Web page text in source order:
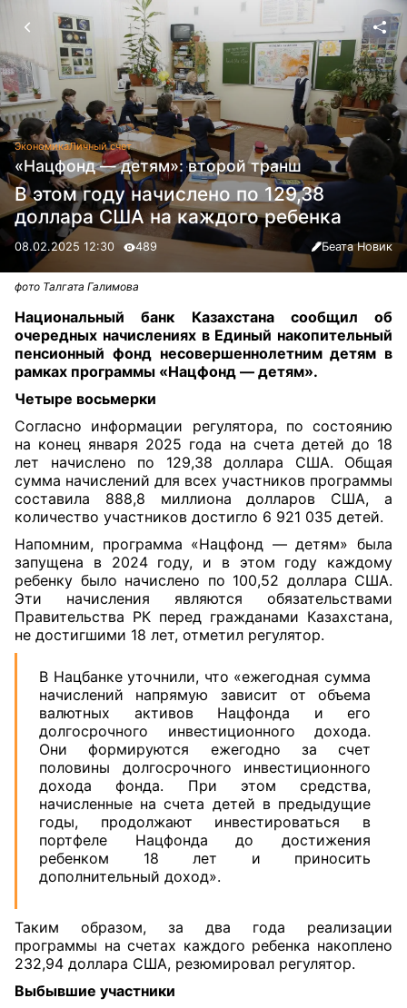
ЭкономикаЛичный счет
«Нацфонд — детям»: второй транш
В этом году начислено по 129,38
доллара США на каждого ребенка
08.02.2025 12:30 489 Беата Новик
фото Талгата Галимова
Национальный банк Казахстана сообщил об
очередных начислениях в Единый накопительный
пенсионный фонд несовершеннолетним детям в
рамках программы «Нацфонд — детям».
Четыре восьмерки
Согласно информации регулятора, по состоянию
на конец января 2025 года на счета детей до 18
лет начислено по 129,38 доллара США. Общая
сумма начислений для всех участников программы
составила 888,8 миллиона долларов США, а
количество участников достигло 6 921 035 детей.
Напомним, программа «Нацфонд — детям» была
запущена в 2024 году, и в этом году каждому
ребенку было начислено по 100,52 доллара США.
Эти начисления являются обязательствами
Правительства РК перед гражданами Казахстана,
не достигшими 18 лет, отметил регулятор.
В Нацбанке уточнили, что «ежегодная сумма
начислений напрямую зависит от объема
валютных активов Нацфонда и его
долгосрочного инвестиционного дохода.
Они формируются ежегодно за счет
половины долгосрочного инвестиционного
дохода фонда. При этом средства,
начисленные на счета детей в предыдущие
годы, продолжают инвестироваться в
портфеле Нацфонда до достижения
ребенком 18 лет и приносить
дополнительный доход».
Таким образом, за два года реализации
программы на счетах каждого ребенка накоплено
232,94 доллара США, резюмировал регулятор.
Выбывшие участники